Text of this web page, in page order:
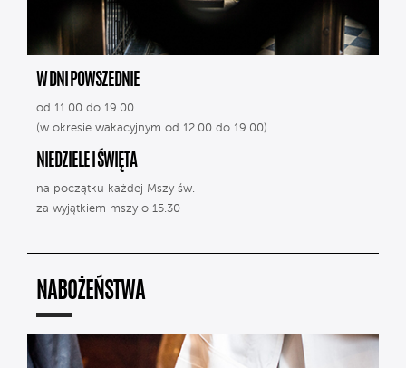
W DNI POWSZEDNIE
od 11.00 do 19.00
(w okresie wakacyjnym od 12.00 do 19.00)
NIEDZIELE I ŚWIĘTA
na początku każdej Mszy św.
za wyjątkiem mszy o 15.30
NABOŻEŃSTWA